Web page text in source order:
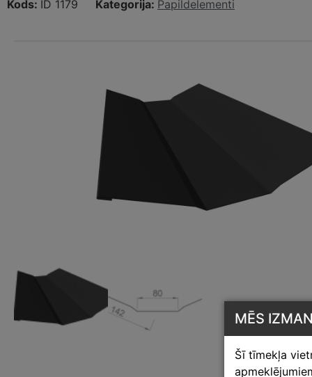
Kods: ID 1179 Kategorija: Papildelementi
MĒS
Šī tīmekļa